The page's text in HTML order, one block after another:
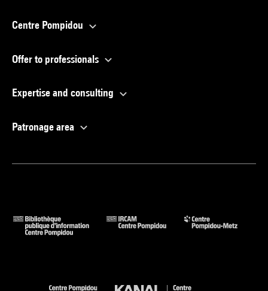
Centre Pompidou
Offer to professionals
Expertise and consulting
Patronage area